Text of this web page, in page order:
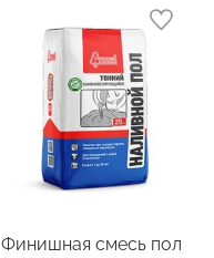
Финишная смесь пол